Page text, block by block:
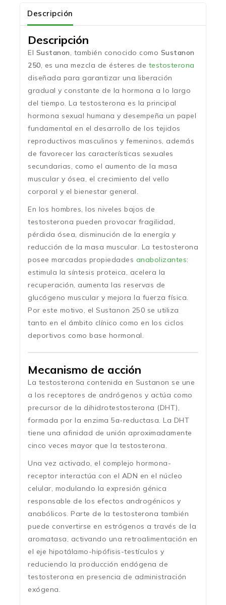
Descripción
Descripción
El Sustanon, también conocido como Sustanon
250, es una mezcla de ésteres de testosterona
diseñada para garantizar una liberación
gradual y constante de la hormona a lo largo
del tiempo. La testosterona es la principal
hormona sexual humana y desempeña un papel
fundamental en el desarrollo de los tejidos
reproductivos masculinos y femeninos, además
de favorecer las características sexuales
secundarias, como el aumento de la masa
muscular y ósea, el crecimiento del vello
corporal y el bienestar general.
En los hombres, los niveles bajos de
testosterona pueden provocar fragilidad,
pérdida ósea, disminución de la energía y
reducción de la masa muscular. La testosterona
posee marcadas propiedades anabolizantes:
estimula la síntesis proteica, acelera la
recuperación, aumenta las reservas de
glucógeno muscular y mejora la fuerza física.
Por este motivo, el Sustanon 250 se utiliza
tanto en el ámbito clínico como en los ciclos
deportivos como base hormonal.
Mecanismo de acción
La testosterona contenida en Sustanon se une
a los receptores de andrógenos y actúa como
precursor de la dihidrotestosterona (DHT),
formada por la enzima 5α-reductasa. La DHT
tiene una afinidad de unión aproximadamente
cinco veces mayor que la testosterona.
Una vez activado, el complejo hormona-
receptor interactúa con el ADN en el núcleo
celular, modulando la expresión génica
responsable de los efectos androgénicos y
anabólicos. Parte de la testosterona también
puede convertirse en estrógenos a través de la
aromatasa, activando una retroalimentación en
el eje hipotálamo-hipófisis-testículos y
reduciendo la producción endógena de
testosterona en presencia de administración
exógena.